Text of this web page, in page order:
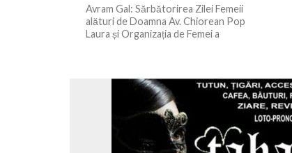
Avram Gal: Sărbătorirea Zilei Femeii
alături de Doamna Av. Chiorean Pop
Laura și Organizația de Femei a